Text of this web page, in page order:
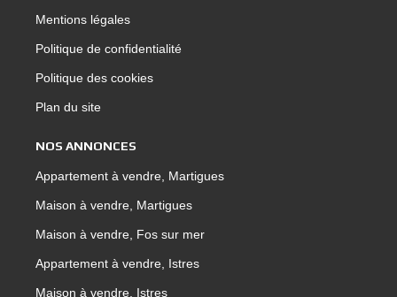
Mentions légales
Politique de confidentialité
Politique des cookies
Plan du site
NOS ANNONCES
Appartement à vendre, Martigues
Maison à vendre, Martigues
Maison à vendre, Fos sur mer
Appartement à vendre, Istres
Maison à vendre, Istres